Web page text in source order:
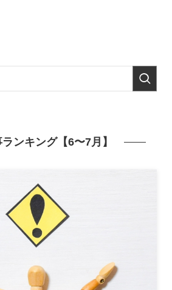
ンキング【6〜7月】